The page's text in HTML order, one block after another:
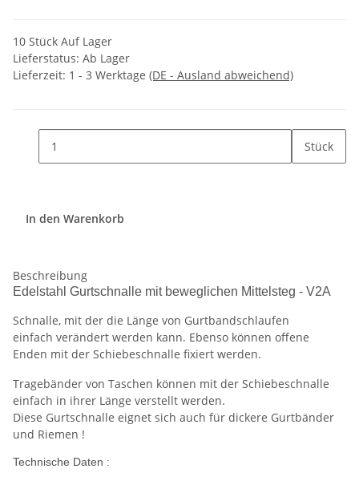
10 Stück Auf Lager
Lieferstatus: Ab Lager
Lieferzeit: 1 - 3 Werktage (DE - Ausland abweichend)
Stück
In den Warenkorb
Beschreibung
Edelstahl Gurtschnalle mit beweglichen Mittelsteg - V2A
Schnalle, mit der die Länge von Gurtbandschlaufen
einfach verändert werden kann. Ebenso können offene
Enden mit der Schiebeschnalle fixiert werden.
Tragebänder von Taschen können mit der Schiebeschnalle
einfach in ihrer Länge verstellt werden.
Diese Gurtschnalle eignet sich auch für dickere Gurtbänder
und Riemen !
Technische Daten :